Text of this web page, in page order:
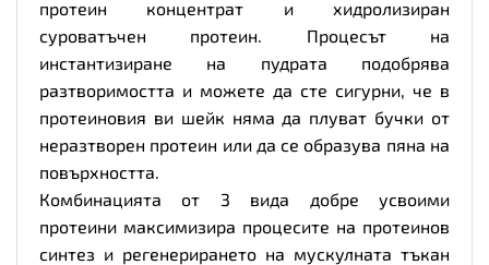
протеин концентрат и хидролизиран
суроватъчен протеин. Процесът на
инстантизиране на пудрата подобрява
разтворимостта и можете да сте сигурни, че в
протеиновия ви шейк няма да плуват бучки от
неразтворен протеин или да се образува пяна на
повърхността.
Комбинацията от 3 вида добре усвоими
протеини максимизира процесите на протеинов
синтез и регенерирането на мускулната тъкан